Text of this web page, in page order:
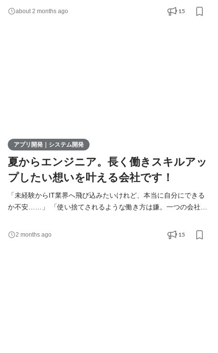
会の役に立っていると実感できる仕事がしたい」 そんなあなた
へ。 毎日、何気なく操作していたあのPOSレジ。混雑する時間帯
about 2 months ago 15
アプリ開発｜システム開発
夏からエンジニア。長く働きスキルアッ
プしたい想いを叶える会社です！
「未経験からIT業界へ飛び込みたいけれど、本当に自分にできる
か不安……」 「使い捨てされるような働き方は嫌。一つの会社で
りも、お互いの顔が見えるアットホームな組織で成長したい」 そ
んなあなたへ。 新しいことに挑戦したいという前向きな想い。そ
2 months ago 15